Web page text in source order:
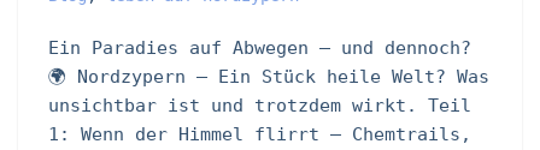
Ein Paradies auf Abwegen – und dennoch?
🌍 Nordzypern – Ein Stück heile Welt? Was
unsichtbar ist und trotzdem wirkt. Teil
1: Wenn der Himmel flirrt – Chemtrails,